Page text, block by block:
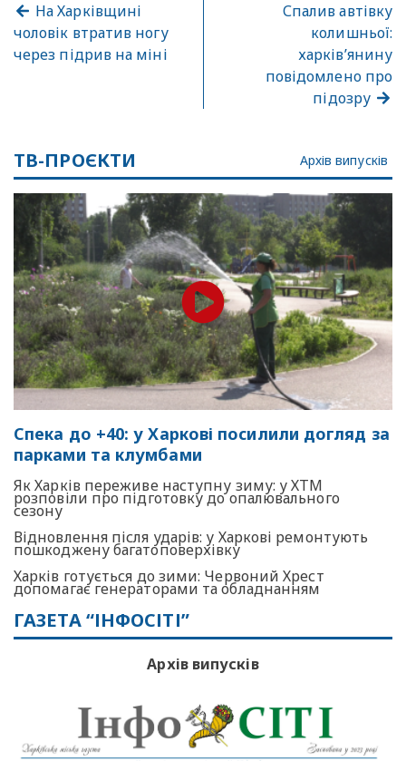
На Харківщині
чоловік втратив ногу
через підрив на міні
Спалив автівку
колишньої:
харків’янину
повідомлено про
підозру
ТВ-ПРОЄКТИ Архів випусків
Спека до +40: у Харкові посилили догляд за
парками та клумбами
Як Харків переживе наступну зиму: у ХТМ
розповіли про підготовку до опалювального
сезону
Відновлення після ударів: у Харкові ремонтують
пошкоджену багатоповерхівку
Харків готується до зими: Червоний Хрест
допомагає генераторами та обладнанням
ГАЗЕТА “ІНФОСІТІ”
Архів випусків